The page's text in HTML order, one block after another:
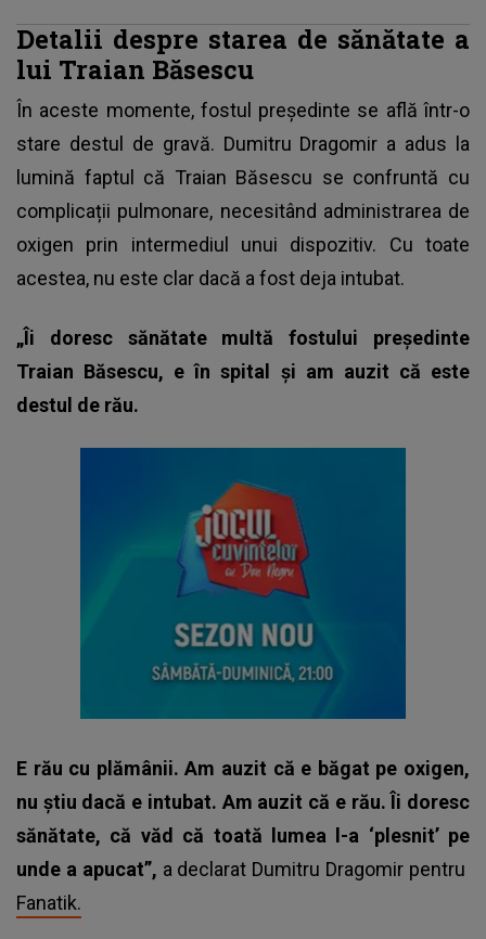
Detalii despre starea de sănătate a
lui Traian Băsescu
În aceste momente, fostul președinte se află într-o
stare destul de gravă. Dumitru Dragomir a adus la
lumină faptul că Traian Băsescu se confruntă cu
complicații pulmonare, necesitând administrarea de
oxigen prin intermediul unui dispozitiv. Cu toate
acestea, nu este clar dacă a fost deja intubat.
„Îi doresc sănătate multă fostului preşedinte
Traian Băsescu, e în spital şi am auzit că este
destul de rău.
E rău cu plămânii. Am auzit că e băgat pe oxigen,
nu ştiu dacă e intubat. Am auzit că e rău. Îi doresc
sănătate, că văd că toată lumea l-a ‘plesnit’ pe
unde a apucat”, a declarat Dumitru Dragomir pentru
Fanatik.